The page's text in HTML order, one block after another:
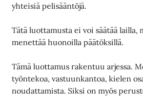
yhteisiä pelisääntöjä.
Tätä luottamusta ei voi säätää lailla,
menettää huonoilla päätöksillä.
Tämä luottamus rakentuu arjessa.
työntekoa, vastuunkantoa, kielen
noudattamista. Siksi on myös